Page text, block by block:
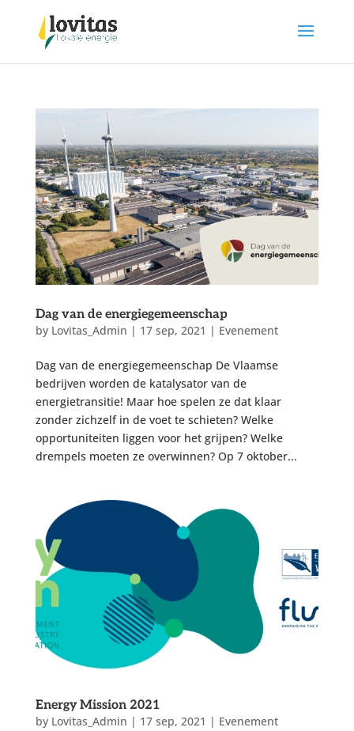
Dag van de energiegemeenschap
by Lovitas_Admin | 17 sep, 2021 | Evenement
Dag van de energiegemeenschap De Vlaamse
bedrijven worden de katalysator van de
energietransitie! Maar hoe spelen ze dat klaar
zonder zichzelf in de voet te schieten? Welke
opportuniteiten liggen voor het grijpen? Welke
drempels moeten ze overwinnen? Op 7 oktober...
Energy Mission 2021
by Lovitas_Admin | 17 sep, 2021 | Evenement